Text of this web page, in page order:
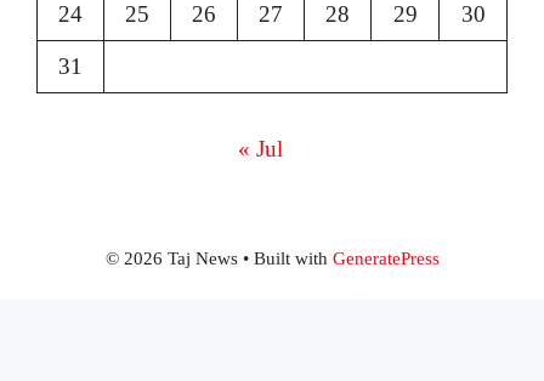
24 25 26 27 28 29 30
31
« Jul
© 2026 Taj News• Built with GeneratePress